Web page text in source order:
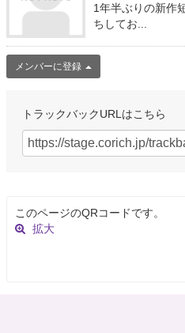
1年半ぶりの新作
ちしてお...
メンバーに登録
トラックバックURLはこちら
このページのQRコードです。
拡大